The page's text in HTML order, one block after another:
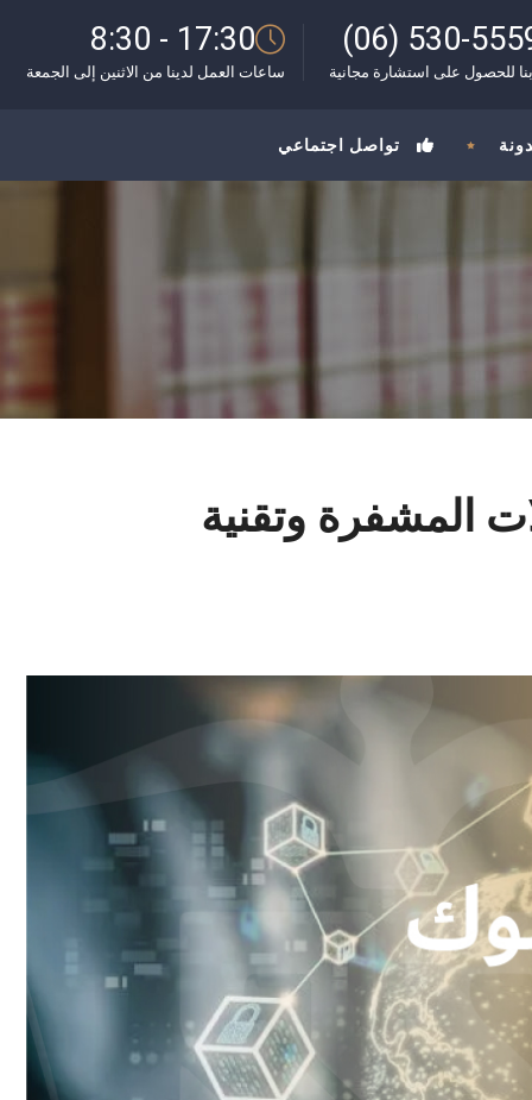
8:30 - 17:30
ساعات العمل لدينا من الاثنين إلى الجمعة
(06) 530-
للحصول على استشارة مجانية
تواصل اجتماعي
المشفرة وتقنية